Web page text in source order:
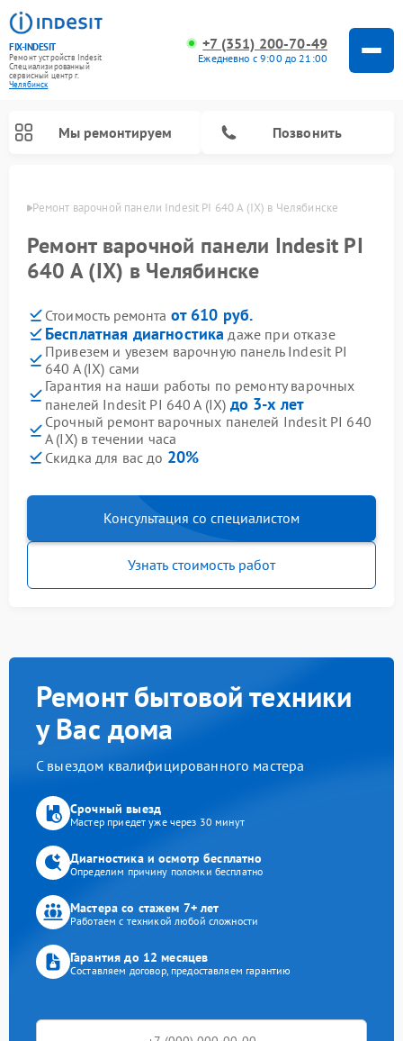
FIX-INDESIT
Ремонт устройств Indesit
Специализированный
cервисный центр г.
Челябинск
+7 (351) 200-70-49
Ежедневно с 9:00 до 21:00
Мы ремонтируем Позвонить
Ремонт варочной панели Indesit PI 640 A (IX) в Челябинске
Ремонт варочной панели Indesit PI
640 A (IX) в Челябинске
Стоимость ремонта от 610 руб.
Бесплатная диагностика даже при отказе
Привезем и увезем варочную панель Indesit PI
640 A (IX) сами
Гарантия на наши работы по ремонту варочных
панелей Indesit PI 640 A (IX) до 3-х лет
Срочный ремонт варочных панелей Indesit PI 640
A (IX) в течении часа
Скидка для вас до 20%
Консультация со специалистом
Узнать стоимость работ
Ремонт бытовой техники
у Вас дома
С выездом квалифицированного мастера
Срочный выезд
Мастер приедет уже через 30 минут
Диагностика и осмотр бесплатно
Определим причину поломки бесплатно
Мастера со стажем 7+ лет
Работаем с техникой любой сложности
Гарантия до 12 месяцев
Составляем договор, предоставляем гарантию